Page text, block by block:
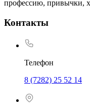
профессию, привычки,
Контакты
Телефон
8 (7282) 25 52 14